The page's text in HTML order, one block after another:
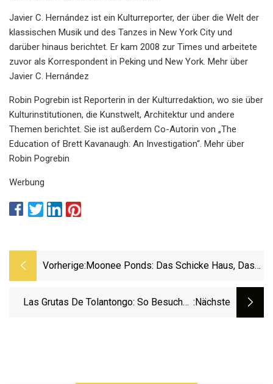
Javier C. Hernández ist ein Kulturreporter, der über die Welt der
klassischen Musik und des Tanzes in New York City und
darüber hinaus berichtet. Er kam 2008 zur Times und arbeitete
zuvor als Korrespondent in Peking und New York. Mehr über
Javier C. Hernández
Robin Pogrebin ist Reporterin in der Kulturredaktion, wo sie über
Kulturinstitutionen, die Kunstwelt, Architektur und andere
Themen berichtet. Sie ist außerdem Co-Autorin von „The
Education of Brett Kavanaugh: An Investigation“. Mehr über
Robin Pogrebin
Werbung
Vorherige: Moonee Ponds: Das Schicke Haus, Das
Nennen Würde, Ist Einfach Wunderschön,
Las Grutas De Tolantongo: So Besuchen :nächste